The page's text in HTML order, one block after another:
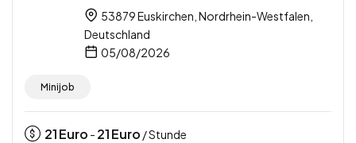
53879 Euskirchen, Nordrhein-Westfalen,
Deutschland
05/08/2026
Minijob
21Euro - 21Euro / Stunde